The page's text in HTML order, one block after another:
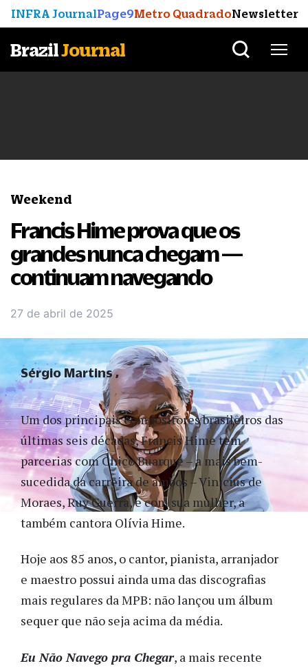
INFRA JournalPage9Metro QuadradoNewsletter
BrazilJournal
Weekend
Francis Hime prova que os
grandes nunca chegam —
continuam navegando
27 de abril de 2025
Um dos principais compositores brasileiros das
últimas seis décadas, Francis Hime tem
parcerias com Chico Buarque – a mais bem-
sucedida da carreira de ambos – Vinicius de
Moraes, Ruy Guerra, e com sua mulher, a
também cantora Olívia Hime.
Hoje aos 85 anos, o cantor, pianista, arranjador
e maestro possui ainda uma das discografias
mais regulares da MPB: não lançou um álbum
sequer que não seja acima da média.
Eu Não Navego pra Chegar, a mais recente
Sérgio Martins